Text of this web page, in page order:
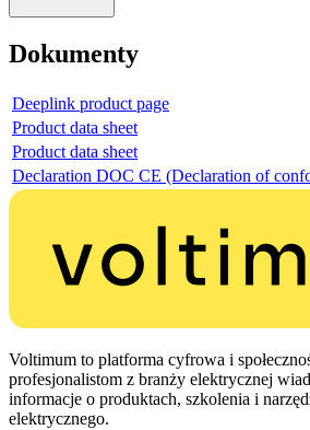
Dokumenty
Deeplink product page
Product data sheet
Product data sheet
Declaration DOC CE (Declaration of
Voltimum to platforma cyfrowa i
profesjonalistom z branży elektrycznej
informacje o produktach, szkolenia i
elektrycznego.